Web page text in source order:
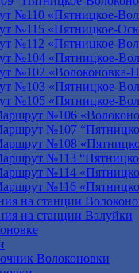
№110 «Пятницкое-
№115 «Пятницкое-
№112 «Пятницкое-
№104 «Пятницкое-
№102 «Волоконовка-
№103 «Пятницкое-
№105 «Пятницкое-
№106
№107
№108
№113
№114
№116
на станции
на станции Валуйки
Волоконовки